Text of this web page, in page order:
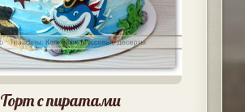
Торт с пиратами